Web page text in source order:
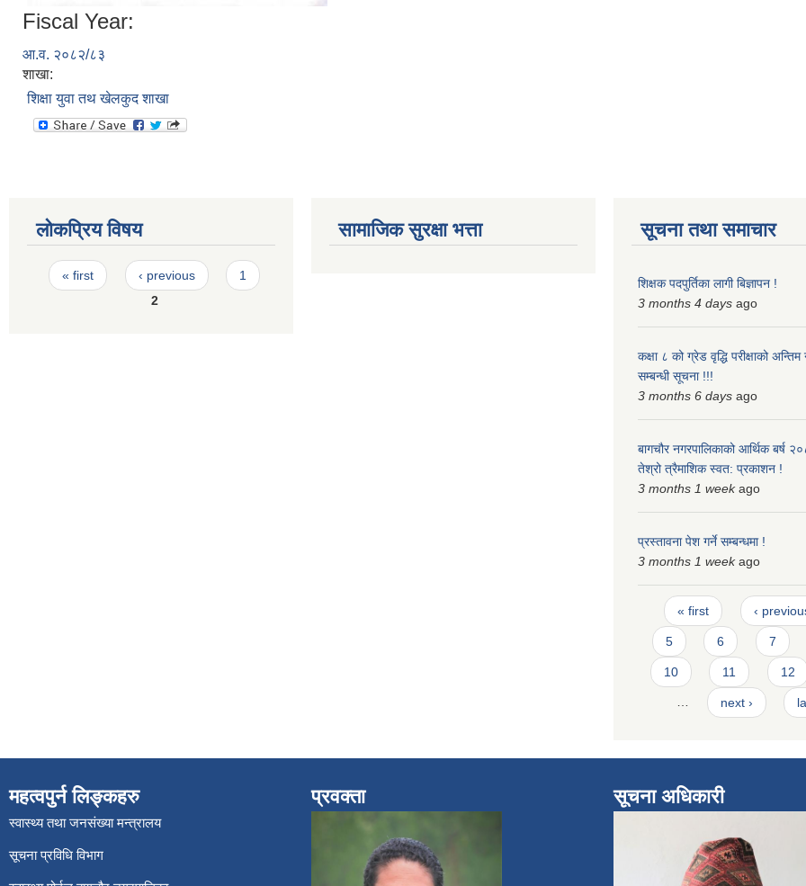
Fiscal Year:
आ.व. २०८२/८३
शाखा:
शिक्षा युवा तथ खेलकुद शाखा
लोकप्रिय विषय
Pages
« first ‹ previous
1
2
सामाजिक सुरक्षा भत्ता सूचना तथा समाचार
शिक्षक पदपुर्तिका लागी बिज्ञापन !
3 months 4 days ago
कक्षा ८ को ग्रेड वृद्धि परीक्षाको
सम्बन्धी सूचना !!!
3 months 6 days ago
बागचौर नगरपालिकाको आर्थिक बर्ष
तेश्रो त्रैमाशिक स्वत: प्रकाशन !
3 months 1 weekago
प्रस्तावना पेश गर्ने सम्बन्धमा !
3 months 1 weekago
Pages
« first ‹
5 6 7
10 11 12
… next ›
महत्वपुर्न लिङ्कहरु
स्वास्थ्य तथा जनसंख्या मन्त्रालय
सूचना प्रविधि विभाग
प्रवक्ता सूचना अधिकारी